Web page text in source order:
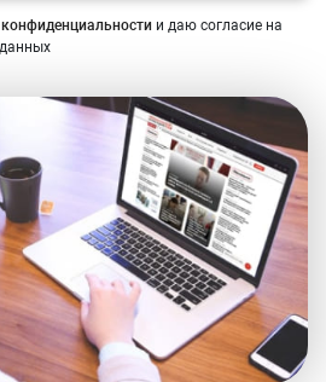
и даю согласие на